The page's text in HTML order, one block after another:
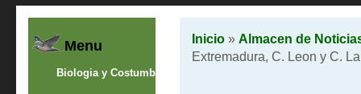
Menu
Biologia y Costumbres
Inicio» Almacen de
Extremadura, C. Leon y C.